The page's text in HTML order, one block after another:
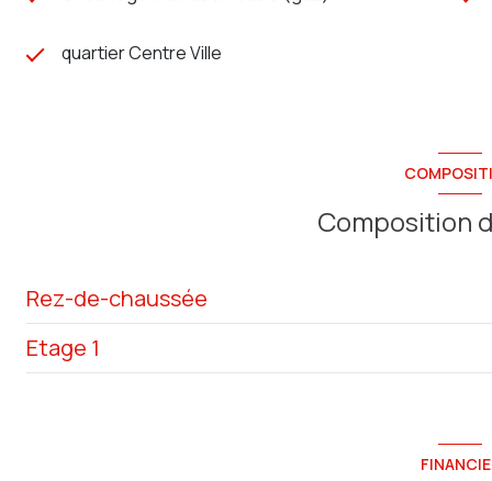
quartier Centre Ville
Composition
Rez-de-chaussée
Loi Carrez
Etage 1